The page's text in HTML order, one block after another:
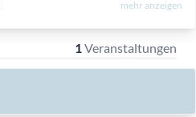
mehr anzeigen
1Veranstaltungen